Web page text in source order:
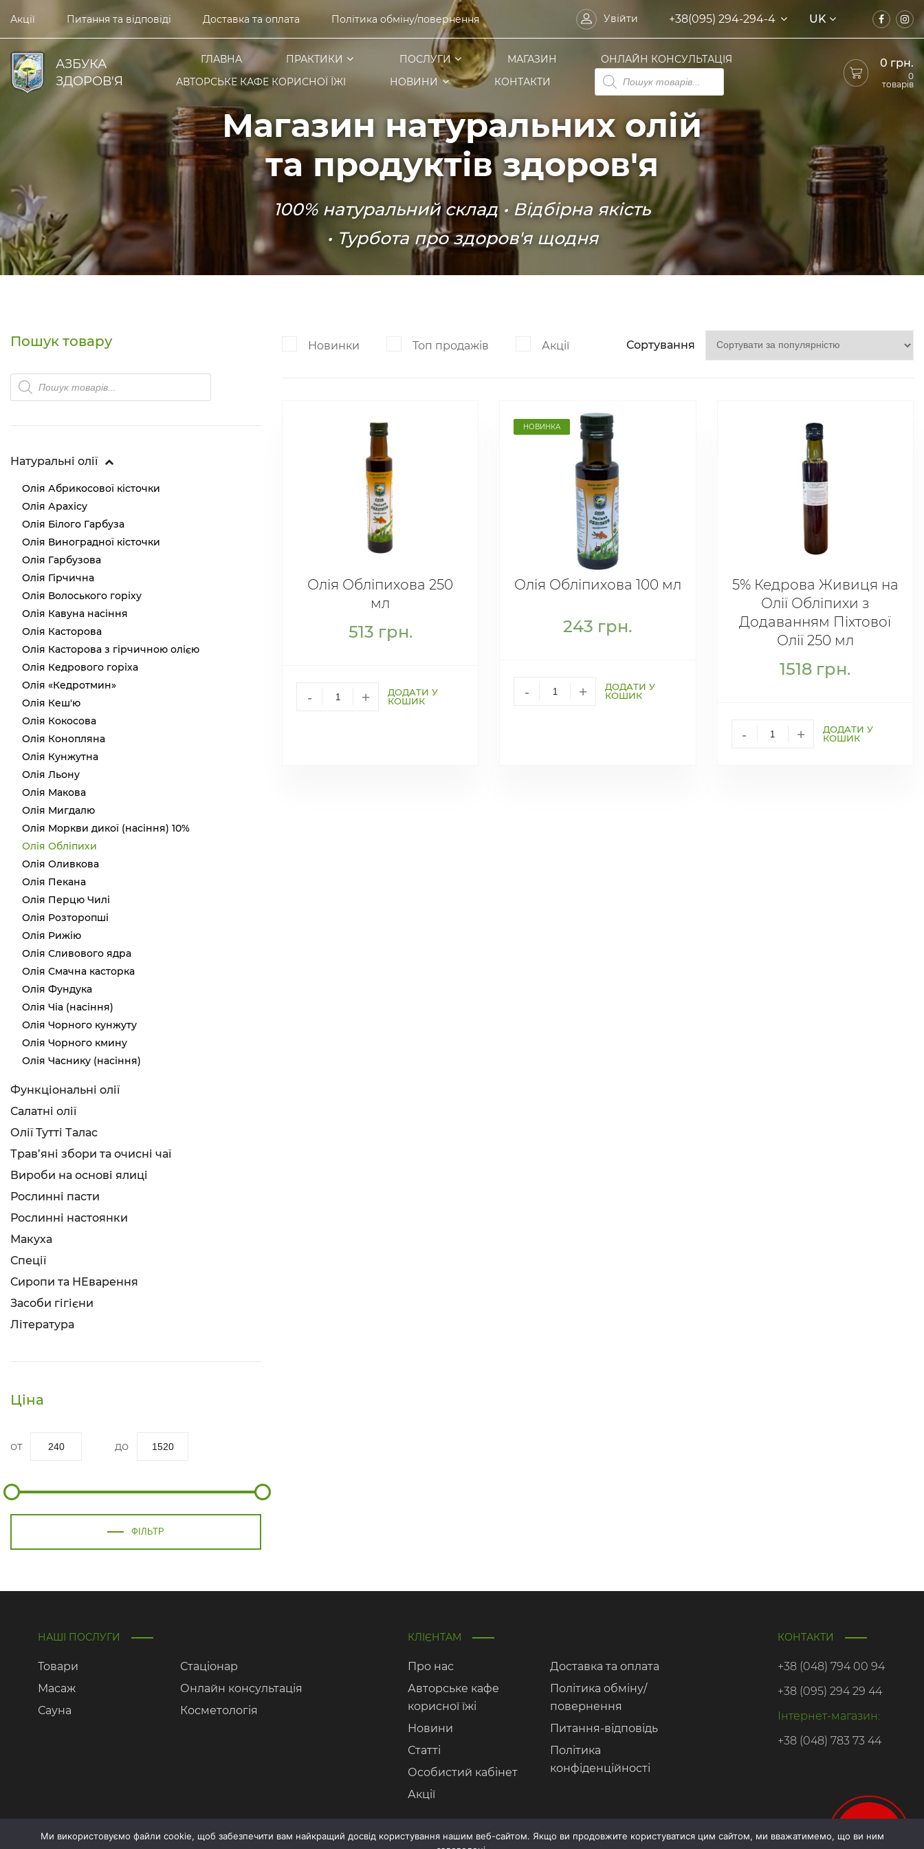
Акції Питання та відповіді Доставка та оплата Політика обміну/повернення Увійти +38(095) 294-294-4 UK
АЗБУКА
ЗДОРОВ'Я
ГЛАВНА ПРАКТИКИ ПОСЛУГИ МАГАЗИН
ОНЛАЙН КОНСУЛЬТАЦІЯ
АВТОРСЬКЕ КАФЕ КОРИСНОЇ ЇЖІ
НОВИНИ КОНТАКТИ
Products
search
0 грн.
0
товарів
Магазин натуральних олій
та продуктів здоров'я
100% натуральний склад • Відбірна якість
• Турбота про здоров'я щодня
Пошук товару
Products
search
Натуральні олії
Олія Абрикосової кісточки
Олія Арахісу
Олія Білого Гарбуза
Олія Виноградної кісточки
Олія Гарбузова
Олія Гірчична
Олія Волоського горіху
Олія Кавуна насіння
Олія Касторова
Олія Касторова з гірчичною олією
Олія Кедрового горіха
Олія «Кедротмин»
Олія Кеш'ю
Олія Кокосова
Олія Конопляна
Олія Кунжутна
Олія Льону
Олія Макова
Олія Мигдалю
Олія Моркви дикої (насіння) 10%
Олія Обліпихи
Олія Оливкова
Олія Пекана
Олія Перцю Чилі
Олія Розторопші
Олія Рижію
Олія Сливового ядра
Олія Смачна касторка
Олія Фундука
Олія Чіа (насіння)
Олія Чорного кунжуту
Олія Чорного кмину
Олія Часнику (насіння)
Функціональні олії
Салатні олії
Олії Тутті Талас
Трав’яні збори та очисні чаї
Вироби на основі ялиці
Рослинні пасти
Рослинні настоянки
Макуха
Спеції
Сиропи та НЕварення
Засоби гігієни
Література
Ціна
ФІЛЬТР
Новинки Топ продажів Акції Сортування
Олія Обліпихова 250
мл
513 грн.
- +
ДОДАТИ У
КОШИК
НОВИНКА
Олія Обліпихова 100 мл
243 грн.
- +
ДОДАТИ У
КОШИК
5% Кедрова Живиця на
Олії Обліпихи з
Додаванням Піхтової
Олії 250 мл
1518 грн.
- +
ДОДАТИ У
КОШИК
НАШІ ПОСЛУГИ
Товари
Масаж
Сауна
Стаціонар
Онлайн консультація
Косметологія
КЛІЄНТАМ
Про нас
Авторське кафе
корисної їжі
Новини
Статті
Особистий кабінет
Акції
Доставка та оплата
Політика обміну/
повернення
Питання-відповідь
Політика
конфіденційності
КОНТАКТИ
+38 (048) 794 00 94
+38 (095) 294 29 44
Інтернет-магазин:
+38 (048) 783 73 44
Ми використовуємо файли cookie, щоб забезпечити вам найкращий досвід користування нашим веб-сайтом. Якщо ви продовжите користуватися цим сайтом, ми вважатимемо, що ви ним